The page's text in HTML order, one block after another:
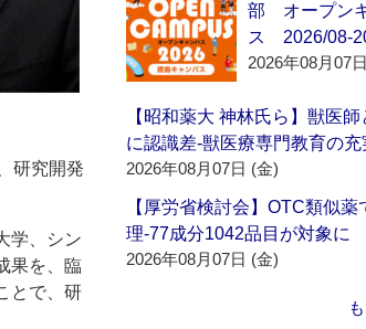
研究開発
学、シン
果を、臨
とで、研
部 オープン
ス 2026/08-
2026年08月07
【昭和薬大 神林氏ら】獣医
に認識差‐獣医療専門教育の充
2026年08月07日 (金)
【厚労省検討会】OTC類似薬
理‐77成分1042品目が対象に
2026年08月07日 (金)